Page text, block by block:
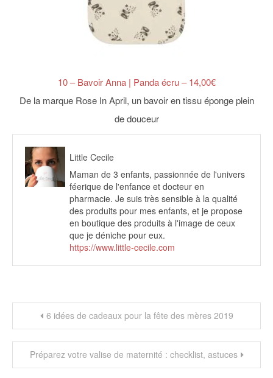
10 – Bavoir Anna | Panda écru – 14,00€
De la marque Rose In April, un bavoir en tissu éponge plein
de douceur
Little Cecile
Maman de 3 enfants, passionnée de l'univers
féerique de l'enfance et docteur en
pharmacie. Je suis très sensible à la qualité
des produits pour mes enfants, et je propose
en boutique des produits à l'image de ceux
que je déniche pour eux.
https://www.little-cecile.com
Navigation
de
l’article
6 idées de cadeaux pour la fête des mères 2019
Préparez votre valise de maternité : checklist, astuces